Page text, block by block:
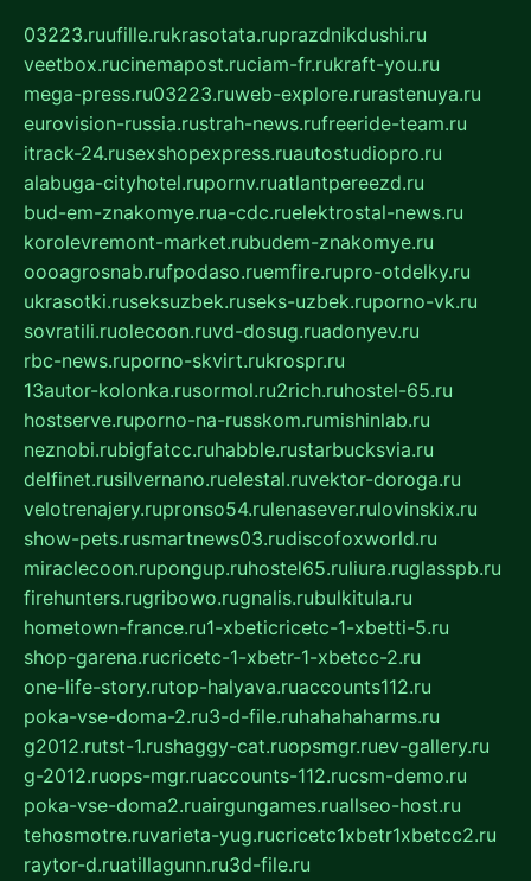
03223.ruufille.rukrasotata.ruprazdnikdushi.ru
veetbox.rucinemapost.ruciam-fr.rukraft-you.ru
mega-press.ru03223.ruweb-explore.rurastenuya.ru
eurovision-russia.rustrah-news.rufreeride-team.ru
itrack-24.rusexshopexpress.ruautostudiopro.ru
alabuga-cityhotel.rupornv.ruatlantpereezd.ru
bud-em-znakomye.rua-cdc.ruelektrostal-news.ru
korolevremont-market.rubudem-znakomye.ru
oooagrosnab.rufpodaso.ruemfire.rupro-otdelky.ru
ukrasotki.ruseksuzbek.ruseks-uzbek.ruporno-vk.ru
sovratili.ruolecoon.ruvd-dosug.ruadonyev.ru
rbc-news.ruporno-skvirt.rukrospr.ru
13autor-kolonka.rusormol.ru2rich.ruhostel-65.ru
hostserve.ruporno-na-russkom.rumishinlab.ru
neznobi.rubigfatcc.ruhabble.rustarbucksvia.ru
delfinet.rusilvernano.ruelestal.ruvektor-doroga.ru
velotrenajery.rupronso54.rulenasever.rulovinskix.ru
show-pets.rusmartnews03.rudiscofoxworld.ru
miraclecoon.rupongup.ruhostel65.ruliura.ruglasspb.ru
firehunters.rugribowo.rugnalis.rubulkitula.ru
hometown-france.ru1-xbeticricetc-1-xbetti-5.ru
shop-garena.rucricetc-1-xbetr-1-xbetcc-2.ru
one-life-story.rutop-halyava.ruaccounts112.ru
poka-vse-doma-2.ru3-d-file.ruhahahaharms.ru
g2012.rutst-1.rushaggy-cat.ruopsmgr.ruev-gallery.ru
g-2012.ruops-mgr.ruaccounts-112.rucsm-demo.ru
poka-vse-doma2.ruairgungames.ruallseo-host.ru
tehosmotre.ruvarieta-yug.rucricetc1xbetr1xbetcc2.ru
raytor-d.ruatillagunn.ru3d-file.ru